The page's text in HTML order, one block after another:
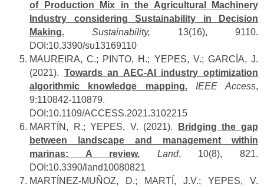
of Production Mix in the Agricultural Machinery
Industry considering Sustainability in Decision
Making.
Sustainability, 13(16), 9110.
DOI:10.3390/su13169110
MAUREIRA, C.; PINTO, H.; YEPES, V.; GARCÍA, J.
(2021). Towards an AEC-AI industry optimization
algorithmic knowledge mapping.
IEEE Access,
9:110842-110879.
DOI:10.1109/ACCESS.2021.3102215
MARTÍN, R.; YEPES, V. (2021).
Bridging the gap
between landscape and management within
marinas: A review.
Land, 10(8), 821.
DOI:10.3390/land10080821
MARTÍNEZ-MUÑOZ, D.; MARTÍ, J.V.; YEPES, V.